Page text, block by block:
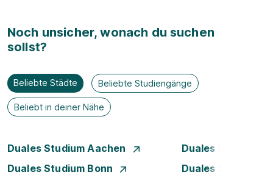
Noch unsicher, wonach du suchen
sollst?
Beliebte Städte Beliebte Studiengänge
Beliebt in deiner Nähe
Duales Studium Aachen
Duales Studium
Duales Studium Bonn
Duales Studium